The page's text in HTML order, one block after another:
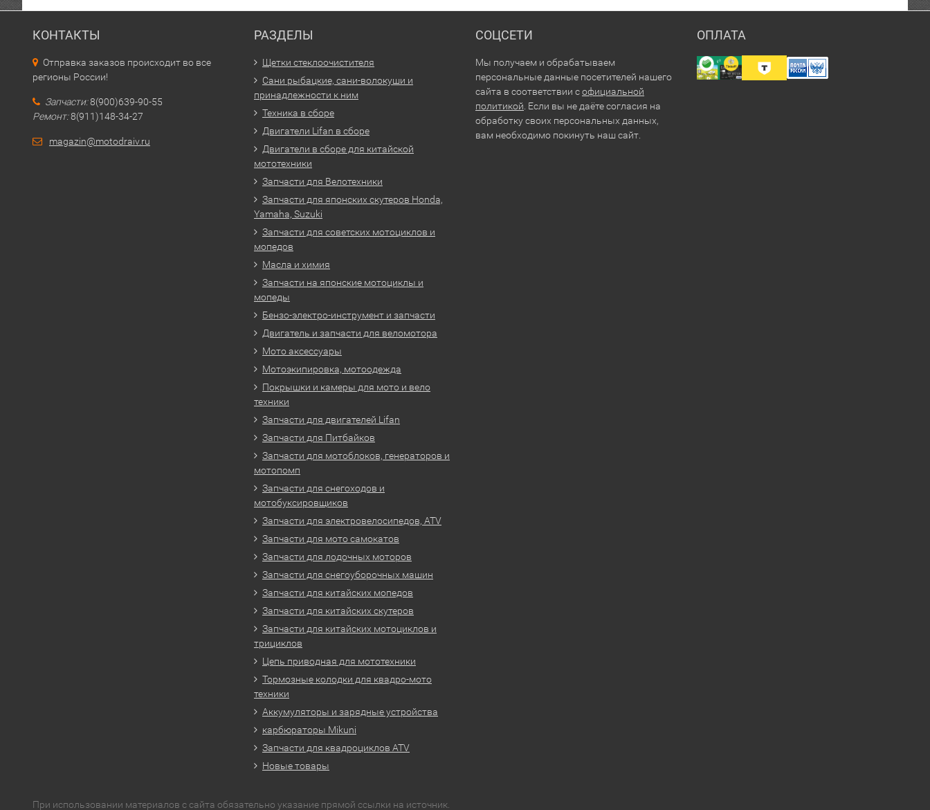
КОНТАКТЫ
Отправка заказов происходит во все
регионы России!
Запчасти:8(900)639-90-55
Ремонт:8(911)148-34-27
magazin@motodraiv.ru
РАЗДЕЛЫ
Щетки стеклоочистителя
Сани рыбацкие, сани-волокуши и
принадлежности к ним
Техника в сборе
Двигатели Lifan в сборе
Двигатели в сборе для китайской
мототехники
Запчасти для Велотехники
Запчасти для японских скутеров Honda,
Yamaha, Suzuki
Запчасти для советских мотоциклов и
мопедов
Масла и химия
Запчасти на японские мотоциклы и
мопеды
Бензо-электро-инструмент и запчасти
Двигатель и запчасти для веломотора
Мото аксессуары
Мотоэкипировка, мотоодежда
Покрышки и камеры для мото и вело
техники
Запчасти для двигателей Lifan
Запчасти для Питбайков
Запчасти для мотоблоков, генераторов и
мотопомп
Запчасти для снегоходов и
мотобуксировщиков
Запчасти для электровелосипедов, ATV
Запчасти для мото самокатов
Запчасти для лодочных моторов
Запчасти для снегоуборочных машин
Запчасти для китайских мопедов
Запчасти для китайских скутеров
Запчасти для китайских мотоциклов и
трициклов
Цепь приводная для мототехники
Тормозные колодки для квадро-мото
техники
Аккумуляторы и зарядные устройства
карбюраторы Mikuni
Запчасти для квадроциклов ATV
Новые товары
СОЦСЕТИ
Мы получаем и обрабатываем
персональные данные посетителей нашего
сайта в соответствии софициальной
политикой . Если вы не даёте согласия на
обработку своих персональных данных,
вам необходимо покинуть наш сайт.
ОПЛАТА
При использовании материалов с сайта обязательно указание прямой ссылки на источник.